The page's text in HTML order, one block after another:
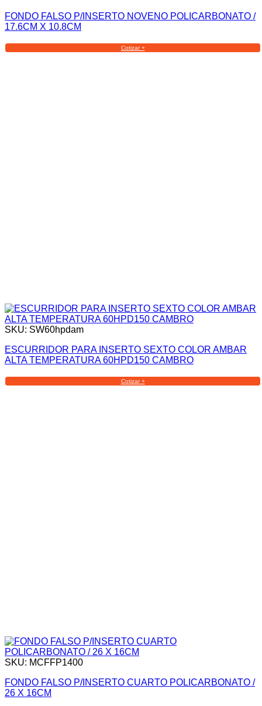
FONDO FALSO P/INSERTO NOVENO POLICARBONATO /
17.6CM X 10.8CM
Cotizar +
SKU: SW60hpdam
ESCURRIDOR PARA INSERTO SEXTO COLOR AMBAR
ALTA TEMPERATURA 60HPD150 CAMBRO
Cotizar +
SKU: MCFFP1400
FONDO FALSO P/INSERTO CUARTO POLICARBONATO /
26 X 16CM